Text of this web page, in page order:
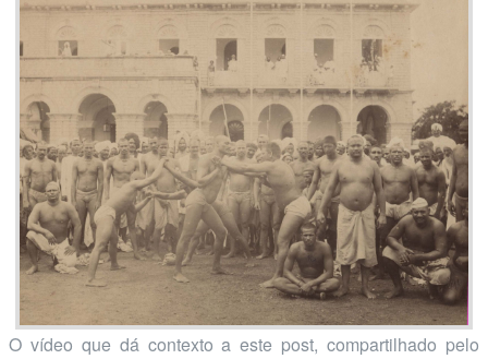
O vídeo que dá contexto a este post, compartilhado pelo